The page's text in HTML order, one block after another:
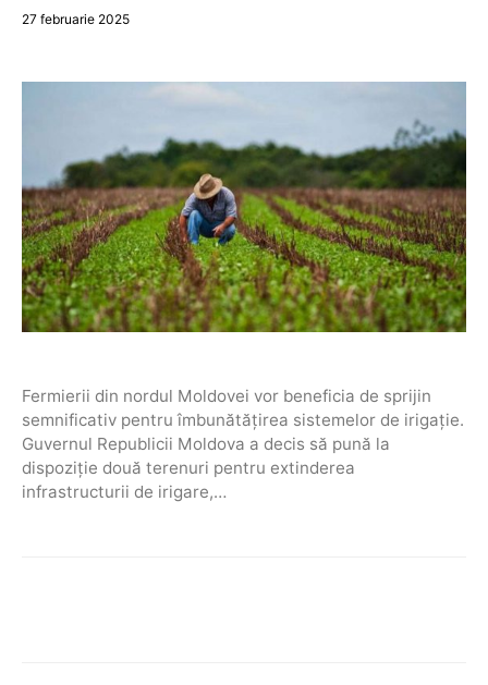
27 februarie 2025
Fermierii din nordul Moldovei vor beneficia de sprijin
semnificativ pentru îmbunătățirea sistemelor de irigație.
Guvernul Republicii Moldova a decis să pună la
dispoziție două terenuri pentru extinderea
infrastructurii de irigare,…